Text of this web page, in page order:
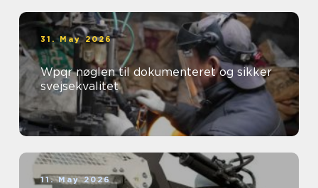
31. May 2026
Wpqr nøglen til dokumenteret og sikker
svejsekvalitet
11. May 2026